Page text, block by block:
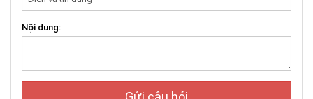
Nội dung: